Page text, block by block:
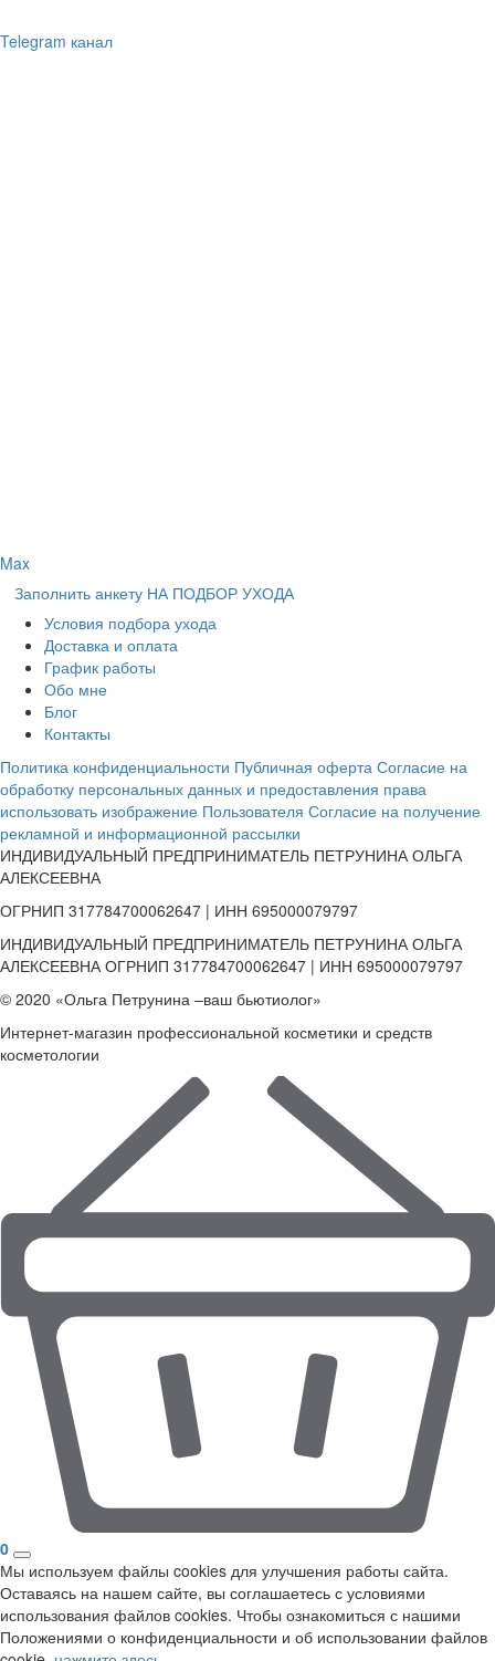
Telegram канал
Max
Заполнить анкету НА ПОДБОР УХОДА
Условия подбора ухода
Доставка и оплата
График работы
Обо мне
Блог
Контакты
Политика конфиденциальности Публичная оферта Согласие на
обработку персональных данных и предоставления права
использовать изображение Пользователя Согласие на получение
рекламной и информационной рассылки
ИНДИВИДУАЛЬНЫЙ ПРЕДПРИНИМАТЕЛЬ ПЕТРУНИНА ОЛЬГА
АЛЕКСЕЕВНА
ОГРНИП 317784700062647 | ИНН 695000079797
ИНДИВИДУАЛЬНЫЙ ПРЕДПРИНИМАТЕЛЬ ПЕТРУНИНА ОЛЬГА
АЛЕКСЕЕВНА ОГРНИП 317784700062647 | ИНН 695000079797
© 2020 «Ольга Петрунина –ваш бьютиолог»
Интернет-магазин профессиональной косметики и средств
косметологии
0
Мы используем файлы cookies для улучшения работы сайта.
Оставаясь на нашем сайте, вы соглашаетесь с условиями
использования файлов cookies. Чтобы ознакомиться с нашими
Положениями о конфиденциальности и об использовании файлов